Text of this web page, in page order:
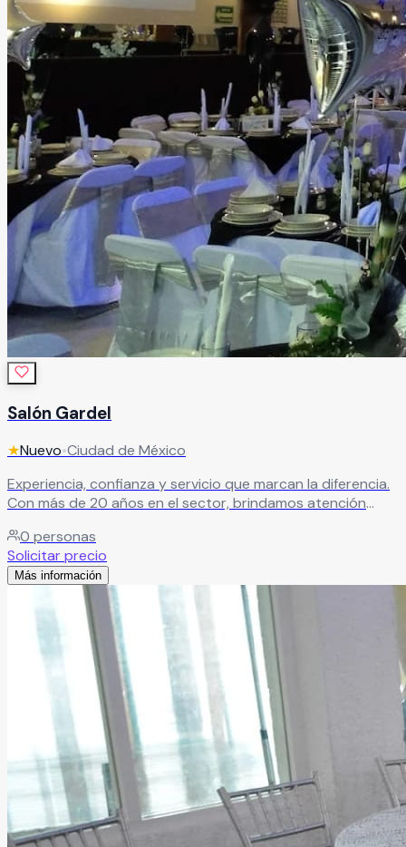
te preocupes por disfrutar. Ubicado en una zona
estratégica de Tlalnepantla, nuestro salón ofrece la
combinación ideal entre fácil acceso y la privacidad que
merece un evento especial. Más que un salón de eventos,
ofrecemos un espacio donde la tecnología, el diseño y el
mejor ambiente se unen para crear celebraciones
memorables que tus invitados recordarán mucho después
de que termine la fiesta.Leer más
Salón Gardel
★Nuevo•Ciudad de México
Experiencia, confianza y servicio que marcan la diferencia.
Con más de 20 años en el sector, brindamos atención
exitosos.Leer más
0 personas
Solicitar precio
Más información